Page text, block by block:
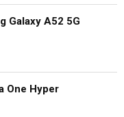
Galaxy A52 5G
One Hyper